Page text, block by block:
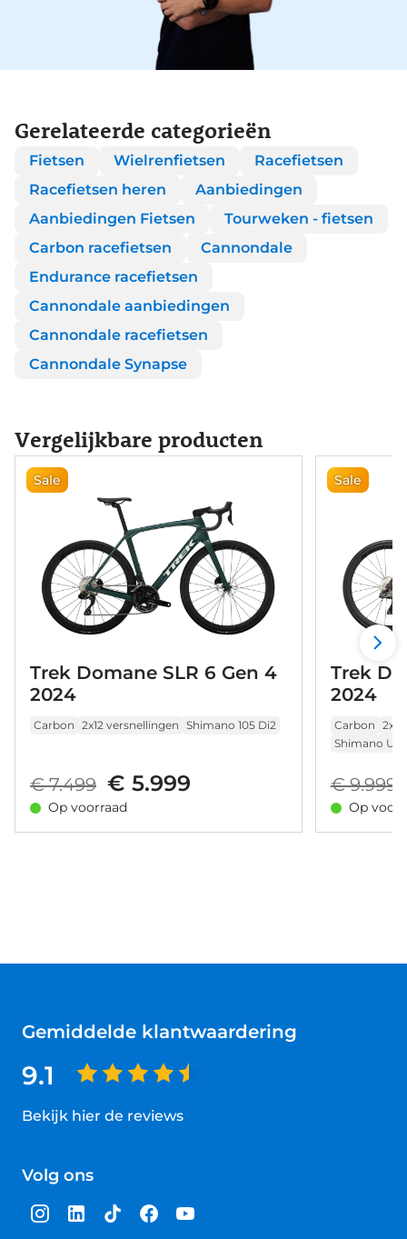
Gerelateerde categorieën
Fietsen Wielrenfietsen
Racefietsen
Racefietsen heren
Aanbiedingen
Aanbiedingen Fietsen
Tourweken - fietsen
Carbon racefietsen
Cannondale
Endurance racefietsen
Cannondale aanbiedingen
Cannondale racefietsen
Cannondale Synapse
Vergelijkbare producten
Sale
Trek Domane SLR 6 Gen 4
2024
Carbon 2x12 versnellingen Shimano 105 Di2
€ 7.499 € 5.999
Op voorraad
Sale
Trek
2024
Carbon
Shimano
€ 9.999
Op
Gemiddelde klantwaardering
9.1
Bekijk hier de reviews
van
sterren
Volg ons